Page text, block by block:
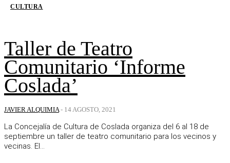
CULTURA
Taller de Teatro
Comunitario ‘Informe
Coslada’
JAVIER ALQUIMIA - 14 AGOSTO, 2021
La Concejalía de Cultura de Coslada organiza del 6 al 18 de
septiembre un taller de teatro comunitario para los vecinos y
vecinas. El...